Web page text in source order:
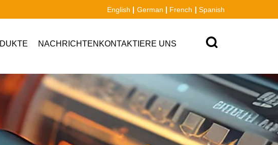
English German French Spanish
NACHRICHTEN KONTAKTIERE UNS